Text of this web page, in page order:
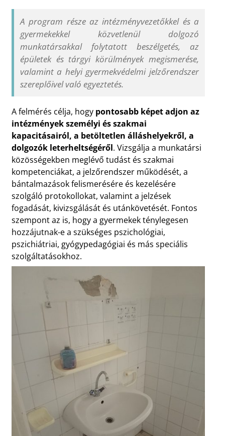
A program része az intézményvezetőkkel és a
gyermekekkel közvetlenül dolgozó
munkatársakkal folytatott beszélgetés, az
épületek és tárgyi körülmények megismerése,
valamint a helyi gyermekvédelmi jelzőrendszer
szereplőivel való egyeztetés.
A felmérés célja, hogy pontosabb képet adjon az
intézmények személyi és szakmai
kapacitásairól, a betöltetlen álláshelyekről, a
dolgozók leterheltségéről. Vizsgálja a munkatársi
közösségekben meglévő tudást és szakmai
kompetenciákat, a jelzőrendszer működését, a
bántalmazások felismerésére és kezelésére
szolgáló protokollokat, valamint a jelzések
fogadását, kivizsgálását és utánkövetését. Fontos
szempont az is, hogy a gyermekek ténylegesen
hozzájutnak-e a szükséges pszichológiai,
pszichiátriai, gyógypedagógiai és más speciális
szolgáltatásokhoz.